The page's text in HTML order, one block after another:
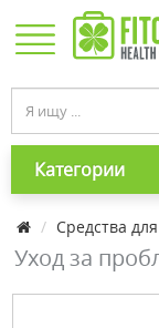
Категории
Средства
Уход за